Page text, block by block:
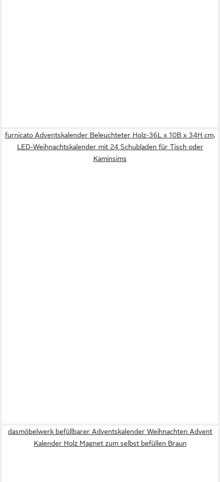
furnicato Adventskalender Beleuchteter Holz-36L x 10B x 34H cm,
LED-Weihnachtskalender mit 24 Schubladen für Tisch oder
Kaminsims
dasmöbelwerk befüllbarer Adventskalender Weihnachten Advent
Kalender Holz Magnet zum selbst befüllen Braun